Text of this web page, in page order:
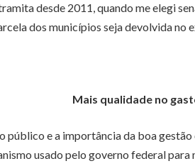
desde 2011, quando me elegi
dos municípios seja devolvida no
Mais qualidade no
e a importância da boa
usado pelo governo federal